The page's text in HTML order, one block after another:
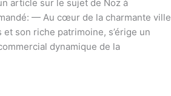
article sur le sujet de Noz à
— Au cœur de la charmante ville
son riche patrimoine, s’érige un
dynamique de la